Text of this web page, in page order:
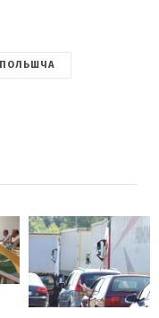
ПОЛЬШЧА